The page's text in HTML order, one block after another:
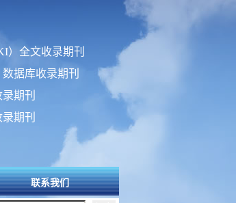
）全文收录期刊
据库收录期刊
期刊
期刊
联系我们